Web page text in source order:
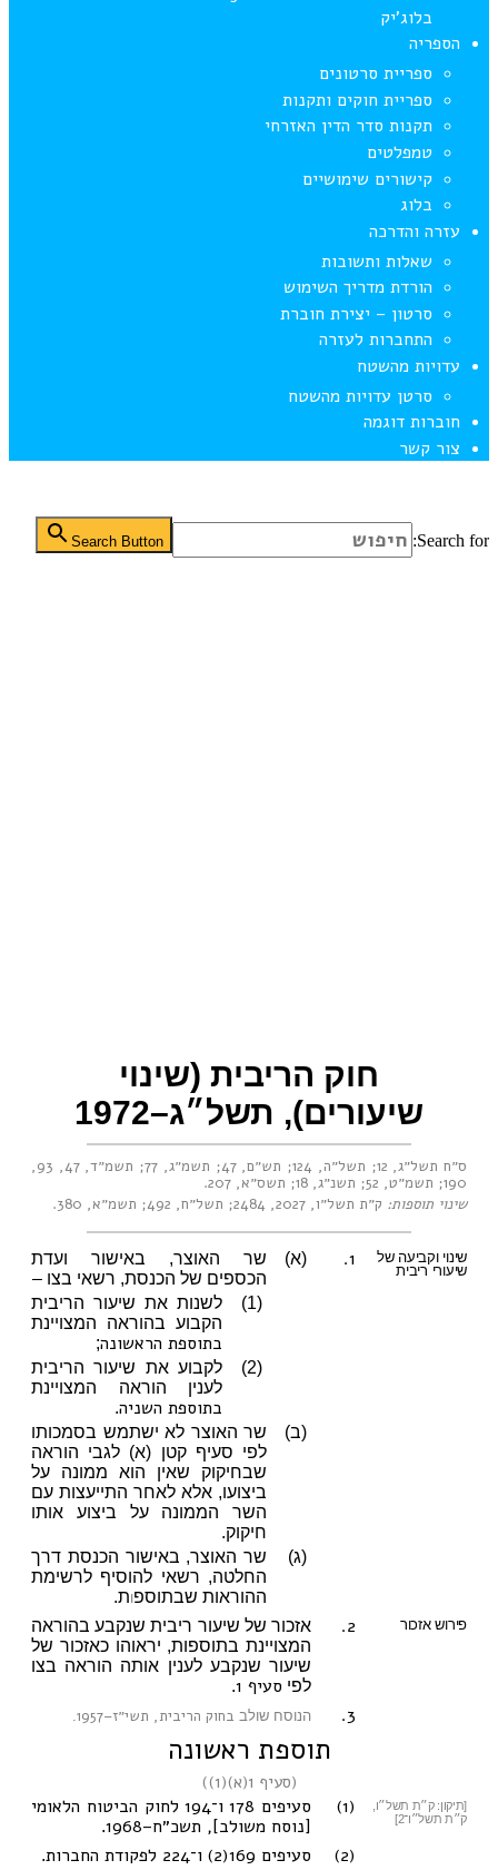
בלוג’יק
הספריה
ספריית סרטונים
ספריית חוקים ותקנות
תקנות סדר הדין האזרחי
טמפלטים
קישורים שימושיים
בלוג
עזרה והדרכה
שאלות ותשובות
הורדת מדריך השימוש
סרטון – יצירת חוברת
התחברות לעזרה
עדויות מהשטח
סרטן עדויות מהשטח
חוברות דוגמה
צור קשר
Search for:
Search Button
חוק הריבית (שינוי
שיעורים), תשל״ג–1972
ס״ח תשל״ג, 12 ; תשל״ה, 124 ; תש״ם, 47 ; תשמ״ג, 77 ; תשמ״ד, 47 ,
93
,
190
; תשמ״ט, 52 ; תשנ״ג, 18 ; תשס״א, 207
.
שינוי תוספות: ק״ת תשל״ו, 2027 ,
2484
; תשל״ח, 492 ; תשמ״א, 380 .
1.
שינוי וקביעה של
שיעורי ריבית
(א)
שר האוצר, באישור ועדת
הכספים של הכנסת, רשאי בצו –
(1)
לשנות את שיעור הריבית
הקבוע בהוראה המצויינת
בתוספת הראשונה;
(2)
לקבוע את שיעור הריבית
לענין הוראה המצויינת
בתוספת השניה.
(ב)
שר האוצר לא ישתמש בסמכותו
לפי סעיף קטן (א) לגבי הוראה
שבחיקוק שאין הוא ממונה על
ביצועו, אלא לאחר התייעצות עם
השר הממונה על ביצוע אותו
חיקוק.
(ג)
שר האוצר, באישור הכנסת דרך
החלטה, רשאי להוסיף לרשימת
ההוראות שבתוספות.
2. פירוש אזכור
אזכור של שיעור ריבית שנקבע בהוראה
המצויינת בתוספות, יראוהו כאזכור של
שיעור שנקבע לענין אותה הוראה בצו
לפי סעיף 1 .
3. הנוסח שולב בחוק הריבית, תשי״ז–1957
תוספת ראשונה
(סעיף 1(א)(1) )
(1)
[תיקון: ק״ת תשל״ו,
ק״ת תשל״ו־2]
סעיפים 178
ו־194 לחוק הביטוח הלאומי
[נוסח משולב], תשכ״ח–1968
.
(2) סעיפים 169(2) ו־224 לפקודת החברות .